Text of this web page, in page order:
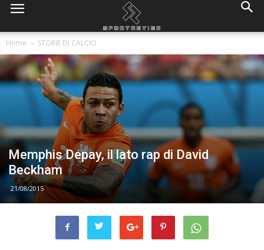
Home STORIE DI CALCIO
Memphis Depay, il lato rap di David
Beckham
21/08/2015